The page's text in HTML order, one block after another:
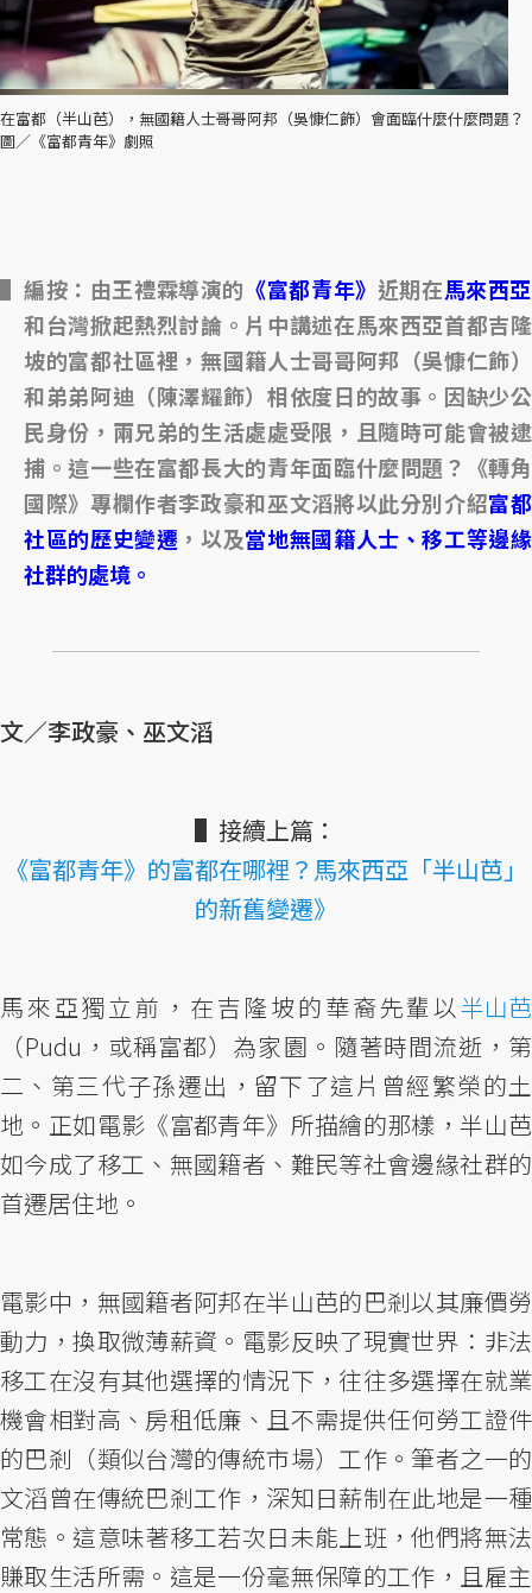
在富都（半山芭），無國籍人士哥哥阿邦（吳慷仁飾）會面臨什麼什麼問題？
圖／《富都青年》劇照
編按：由王禮霖導演的 《富都青年》 近期在馬來西亞
和台灣掀起熱烈討論。片中講述在馬來西亞首都吉隆
坡的富都社區裡，無國籍人士哥哥阿邦（吳慷仁飾）
和弟弟阿迪（陳澤耀飾）相依度日的故事。因缺少公
民身份，兩兄弟的生活處處受限，且隨時可能會被逮
捕。這一些在富都長大的青年面臨什麼問題？《轉角
國際》專欄作者李政豪和巫文滔將以此分別介紹富都
社區的歷史變遷 ，以及當地無國籍人士、移工等邊緣
社群的處境。
文／李政豪、巫文滔
▌接續上篇：
《富都青年》的富都在哪裡？馬來西亞「半山芭」
的新舊變遷》
馬來亞獨立前，在吉隆坡的華裔先輩以半山芭
（Pudu，或稱富都）為家園。隨著時間流逝，第
二、第三代子孫遷出，留下了這片曾經繁榮的土
地。正如電影《富都青年》所描繪的那樣，半山芭
如今成了移工、無國籍者、難民等社會邊緣社群的
首遷居住地。
電影中，無國籍者阿邦在半山芭的巴剎以其廉價勞
動力，換取微薄薪資。電影反映了現實世界：非法
移工在沒有其他選擇的情況下，往往多選擇在就業
機會相對高、房租低廉、且不需提供任何勞工證件
的巴剎（類似台灣的傳統市場）工作。筆者之一的
文滔曾在傳統巴剎工作，深知日薪制在此地是一種
常態。這意味著移工若次日未能上班，他們將無法
賺取生活所需。這是一份毫無保障的工作，且雇主